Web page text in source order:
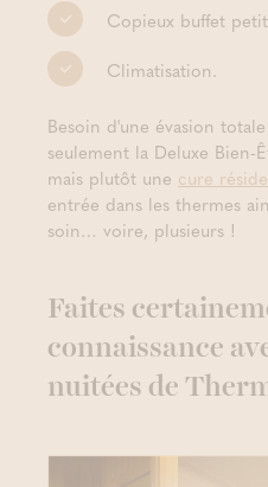
Copieux buffet
Climatisation.
Besoin d'une évasion
seulement la Deluxe Bien-
mais plutôt une cure
entrée dans les thermes
soin… voire, plusieurs !
Faites
connaissance
nuitées de